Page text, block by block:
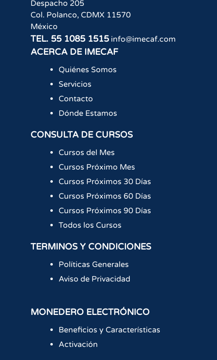
Despacho 205
Col. Polanco, CDMX 11570
México
TEL. 55 1085 1515 info@imecaf.com
ACERCA DE IMECAF
Quiénes Somos
Servicios
Contacto
Dónde Estamos
CONSULTA DE CURSOS
Cursos del Mes
Cursos Próximo Mes
Cursos Próximos 30 Días
Cursos Próximos 60 Días
Cursos Próximos 90 Días
Todos los Cursos
TERMINOS Y CONDICIONES
Políticas Generales
Aviso de Privacidad
MONEDERO ELECTRÓNICO
Beneficios y Características
Activación